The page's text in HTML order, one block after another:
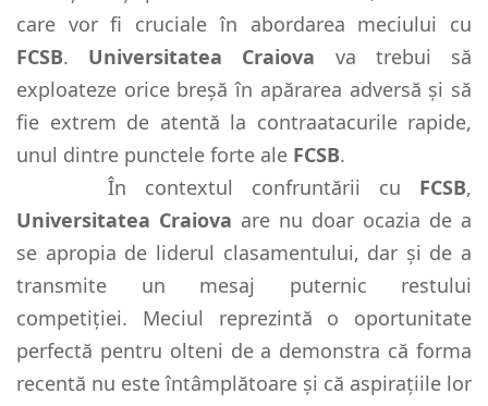
care vor fi cruciale în abordarea meciului cu
FCSB. Universitatea Craiova va trebui să
exploateze orice breșă în apărarea adversă și să
fie extrem de atentă la contraatacurile rapide,
unul dintre punctele forte ale FCSB.
În contextul confruntării cu FCSB,
Universitatea Craiova are nu doar ocazia de a
se apropia de liderul clasamentului, dar și de a
transmite un mesaj puternic restului
competiției. Meciul reprezintă o oportunitate
perfectă pentru olteni de a demonstra că forma
recentă nu este întâmplătoare și că aspirațiile lor